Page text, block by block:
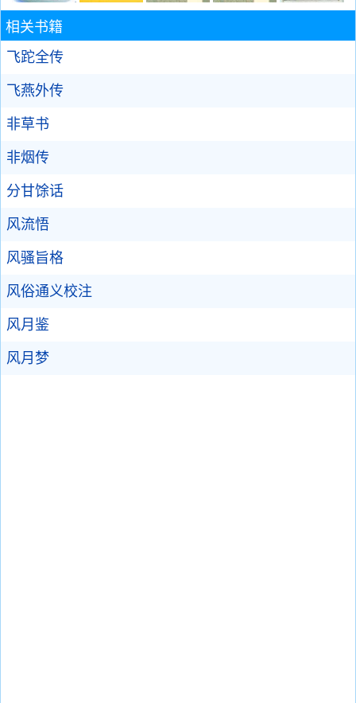
相关书籍
飞跎全传
飞燕外传
非草书
非烟传
分甘馀话
风流悟
风骚旨格
风俗通义校注
风月鉴
风月梦